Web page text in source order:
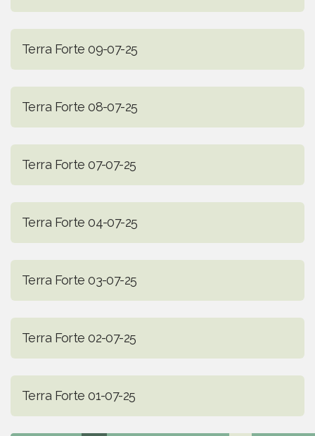
Terra Forte 09-07-25
Terra Forte 08-07-25
Terra Forte 07-07-25
Terra Forte 04-07-25
Terra Forte 03-07-25
Terra Forte 02-07-25
Terra Forte 01-07-25